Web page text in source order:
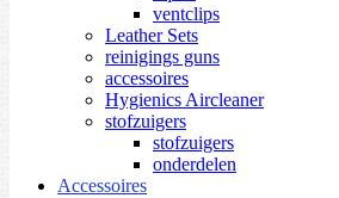
ventclips
Leather Sets
reinigings guns
accessoires
Hygienics Aircleaner
stofzuigers
stofzuigers
onderdelen
Accessoires